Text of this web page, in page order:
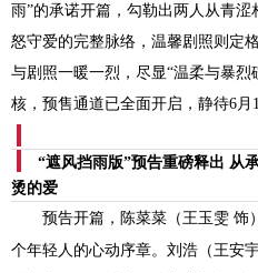
雨”的承诺开篇，勾勒出两人从青
怒守爱的完整脉络，温馨剧照则定
与剧照一暖一烈，尽显“温柔与暴
核，预售通道已全面开启，静待6月
“遮风挡雨版”预告重磅释出 从
烫的爱
预告开篇，陈菜菜 （王玉雯 饰）
个年轻人的心动序章。刘浩 （王安